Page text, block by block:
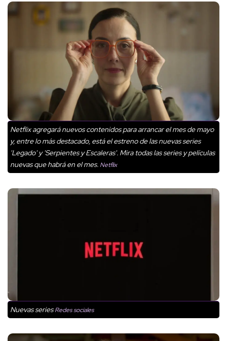
Netflix agregará nuevos contenidos para arrancar el mes de mayo
y, entre lo más destacado, está el estreno de las nuevas series
'Legado' y 'Serpientes y Escaleras'. Mira todas las series y películas
nuevas que habrá en el mes. Netflix
Nuevas seriesRedes sociales